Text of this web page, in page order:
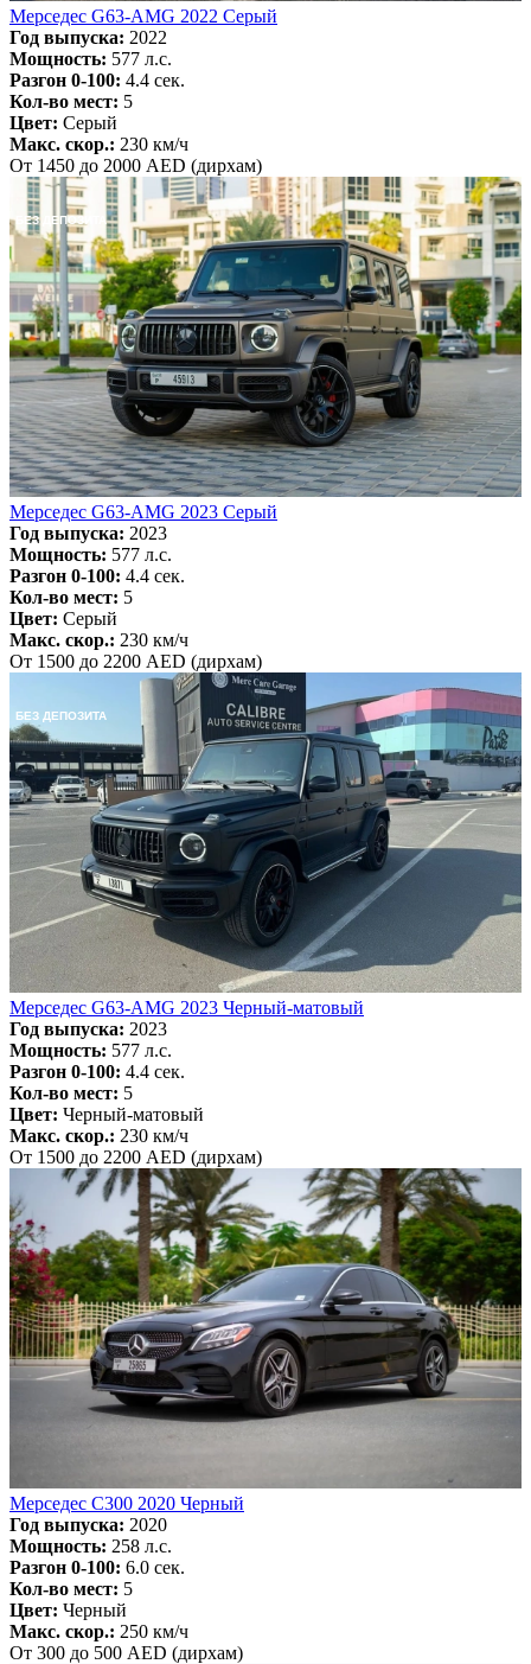
Мерседес G63-AMG 2022 Серый
Год выпуска: 2022
Мощность: 577 л.с.
Разгон 0-100: 4.4 сек.
Кол-во мест: 5
Цвет: Серый
Макс. скор.: 230 км/ч
От 1450 до 2000 AED (дирхам)
БЕЗ ДЕПОЗИТА
Мерседес G63-AMG 2023 Серый
Год выпуска: 2023
Мощность: 577 л.с.
Разгон 0-100: 4.4 сек.
Кол-во мест: 5
Цвет: Серый
Макс. скор.: 230 км/ч
От 1500 до 2200 AED (дирхам)
БЕЗ ДЕПОЗИТА
Мерседес G63-AMG 2023 Черный-матовый
Год выпуска: 2023
Мощность: 577 л.с.
Разгон 0-100: 4.4 сек.
Кол-во мест: 5
Цвет: Черный-матовый
Макс. скор.: 230 км/ч
От 1500 до 2200 AED (дирхам)
Мерседес C300 2020 Черный
Год выпуска: 2020
Мощность: 258 л.с.
Разгон 0-100: 6.0 сек.
Кол-во мест: 5
Цвет: Черный
Макс. скор.: 250 км/ч
От 300 до 500 AED (дирхам)